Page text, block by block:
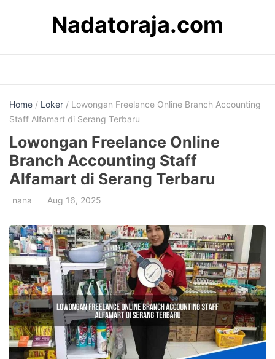
Nadatoraja.com
Home / Loker / Lowongan Freelance Online Branch Accounting
Staff Alfamart di Serang Terbaru
Lowongan Freelance Online
Branch Accounting Staff
Alfamart di Serang Terbaru
nana Aug 16, 2025